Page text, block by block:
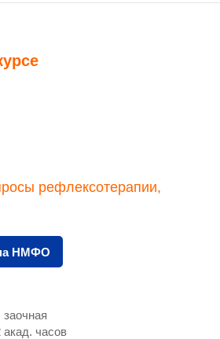
рефлексотерапии,
на НМФО
заочная
акад. часов